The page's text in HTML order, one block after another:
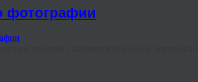
фотографии